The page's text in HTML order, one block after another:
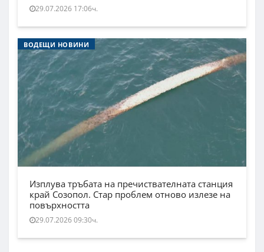
29.07.2026 17:06ч.
ВОДЕЩИ НОВИНИ
Изплува тръбата на пречиствателната станция
край Созопол. Стар проблем отново излезе на
повърхността
29.07.2026 09:30ч.